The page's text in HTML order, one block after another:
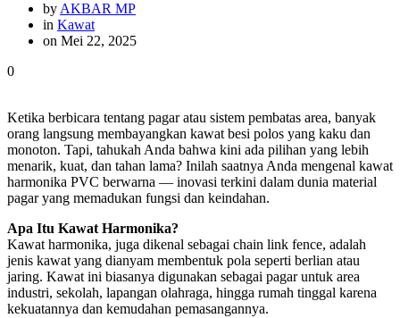
by AKBAR MP
in Kawat
on Mei 22, 2025
0
Ketika berbicara tentang pagar atau sistem pembatas area, banyak
orang langsung membayangkan kawat besi polos yang kaku dan
monoton. Tapi, tahukah Anda bahwa kini ada pilihan yang lebih
menarik, kuat, dan tahan lama? Inilah saatnya Anda mengenal kawat
harmonika PVC berwarna — inovasi terkini dalam dunia material
pagar yang memadukan fungsi dan keindahan.
Apa Itu Kawat Harmonika?
Kawat harmonika, juga dikenal sebagai chain link fence, adalah
jenis kawat yang dianyam membentuk pola seperti berlian atau
jaring. Kawat ini biasanya digunakan sebagai pagar untuk area
industri, sekolah, lapangan olahraga, hingga rumah tinggal karena
kekuatannya dan kemudahan pemasangannya.